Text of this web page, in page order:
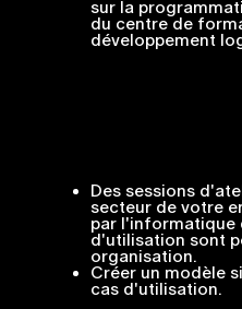
sur la
du centre de
développement
Des sessions
secteur de votre
par l'informatique
d'utilisation sont
organisation.
Créer un modèle
cas d'utilisation.